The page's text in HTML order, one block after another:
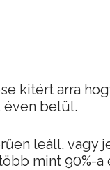
kitért arra
éven belül.
leáll, vagy
mint 90%-a